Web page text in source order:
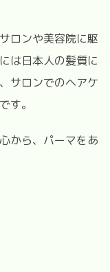
ロンや美容院に駆
は日本人の髪質に
サロンでのヘアケ
す。
から、パーマをあ